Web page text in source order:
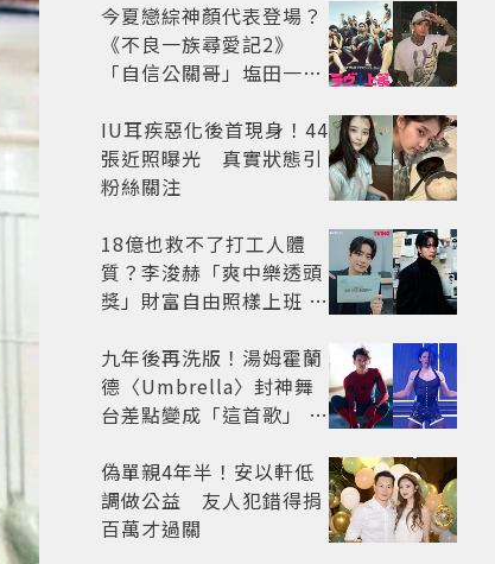
今夏戀綜神顏代表登場？
《不良一族尋愛記2》
「自信公關哥」塩田一馬
老闆
IU耳疾惡化後首現身！44
張近照曝光 真實狀態引
粉絲關注
18億也救不了打工人體
質？李浚赫「爽中樂透頭
獎」財富自由照樣上班 西
九年後再洗版！湯姆霍蘭
德〈Umbrella〉封神舞
台差點變成「這首歌」 造
開
偽單親4年半！安以軒低
調做公益 友人犯錯得捐
百萬才過關